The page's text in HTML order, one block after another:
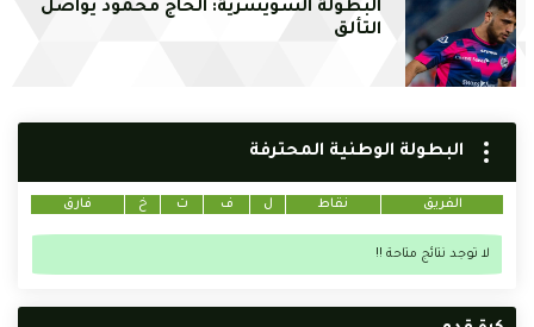
البطولة السويسرية: الحاج محمود يواصل
التألق
البطولة الوطنية المحترفة
الفريق نقاط ل ف ت خ فارق
لا توجد نتائج متاحة !!